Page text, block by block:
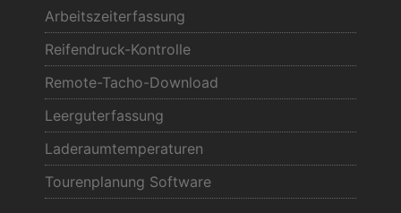
Arbeitszeiterfassung
Reifendruck-Kontrolle
Remote-Tacho-Download
Leerguterfassung
Laderaumtemperaturen
Tourenplanung Software